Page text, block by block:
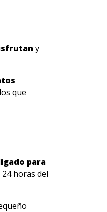
y
que
para
horas del